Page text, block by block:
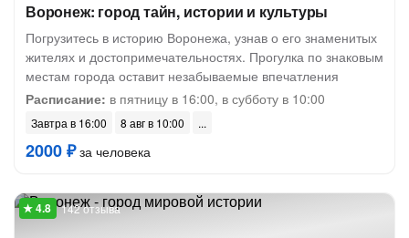
Воронеж: город тайн, истории и культуры
Погрузитесь в историю Воронежа, узнав о его знаменитых
жителях и достопримечательностях. Прогулка по знаковым
местам города оставит незабываемые впечатления
Расписание: в пятницу в 16:00, в субботу в 10:00
Завтра в 16:00 8 авг в 10:00
2000 ₽за человека
142 отзыва